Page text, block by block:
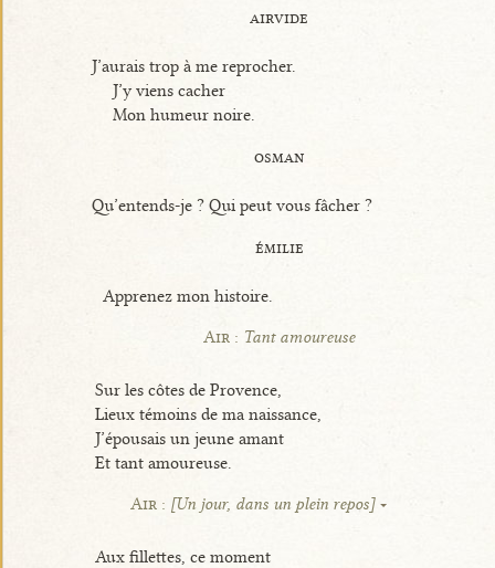
airvide
J’aurais trop à me reprocher.
J’y viens cacher
Mon humeur noire.
osman
Qu’entends-je ? Qui peut vous fâcher ?
émilie
Apprenez mon histoire.
Air : Tant amoureuse
Sur les côtes de Provence,
Lieux témoins de ma naissance,
J’épousais un jeune amant
Et tant amoureuse.
Air : [Un jour, dans un plein repos]
Aux fillettes, ce moment